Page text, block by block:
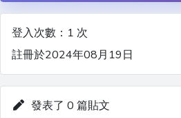
登入次數：1 次
註冊於2024年08月19日
發表了 0 篇貼文